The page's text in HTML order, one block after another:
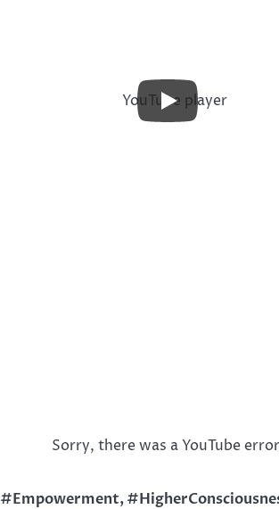
Sorry, there was a YouTube
#Empowerment,